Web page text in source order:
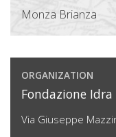
Monza Brianza
ORGANIZATION
Fondazione Idra
Via Giuseppe